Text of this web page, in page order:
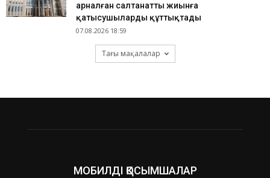
арналған салтанатты жиынға
қатысушыларды құттықтады
07.08.2026 18:59
Тағы мақалалар
МОБИЛДІ ҚОСЫМШАЛАР